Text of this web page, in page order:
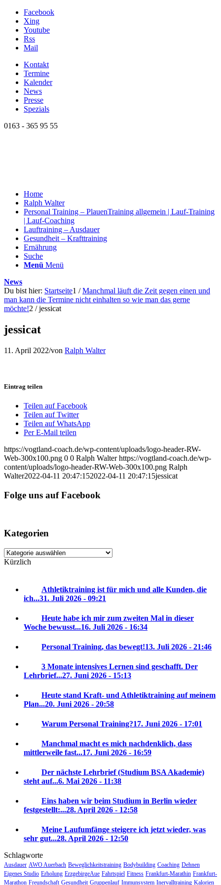
Facebook
Xing
Youtube
Rss
Mail
Kontakt
Termine
Kalender
News
Presse
Spezials
0163 - 365 95 55
Home
Ralph Walter
Personal Training – PlauenTraining allgemein | Lauf-Training
| Lauf-Coaching
Lauftraining – Ausdauer
Gesundheit – Krafttraining
Ernährung
Suche
Menü Menü
News
Du bist hier: Startseite1 / Manchmal läuft die Zeit gegen einen und
man kann die Termine nicht einhalten so wie man das gerne
möchte!2 / jessicat
jessicat
11. April 2022/von Ralph Walter
Eintrag teilen
Teilen auf Facebook
Teilen auf Twitter
Teilen auf WhatsApp
Per E-Mail teilen
https://vogtland-coach.de/wp-content/uploads/logo-header-RW-
Web-300x100.png 0 0 Ralph Walter https://vogtland-coach.de/wp-
content/uploads/logo-header-RW-Web-300x100.png Ralph
Walter2022-04-11 20:47:152022-04-11 20:47:15jessicat
Folge uns auf Facebook
Kategorien
Kategorien
Kürzlich
Athletiktraining ist für mich und alle Kunden, die
ich...31. Juli 2026 - 09:21
Heute habe ich mir zum zweiten Mal in dieser
Woche bewusst...16. Juli 2026 - 16:34
Personal Training, das bewegt!13. Juli 2026 - 21:46
3 Monate intensives Lernen sind geschafft. Der
Lehrbrief...27. Juni 2026 - 15:13
Heute stand Kraft- und Athletiktraining auf meinem
Plan...20. Juni 2026 - 20:58
Warum Personal Training?17. Juni 2026 - 17:01
Manchmal macht es mich nachdenklich, dass
mittlerweile fast...17. Juni 2026 - 16:59
Der nächste Lehrbrief (Studium BSA Akademie)
steht auf...6. Mai 2026 - 11:38
Eins haben wir beim Studium in Berlin wieder
festgestellt:...28. April 2026 - 12:58
Meine Laufumfänge steigere ich jetzt wieder, was
sehr gut...28. April 2026 - 12:50
Schlagworte
Ausdauer AWO Auerbach Beweglichkeitstraining Bodybuilding Coaching Dehnen
Eigenes Studio Erholung ErzgebirgeAue Fahrtspiel Fitness Frankfurt-Marathin Frankfurt-
Marathon Freundschaft Gesundheit Gruppenlauf Immunsystem Inervalltraining Kalorien